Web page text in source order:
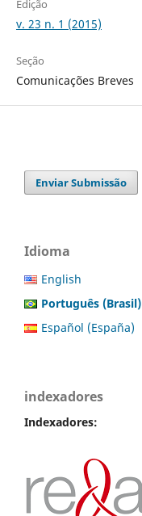
Edição
v. 23 n. 1 (2015)
Seção
Comunicações Breves
Enviar Submissão
Idioma
English
Português (Brasil)
Español (España)
indexadores
Indexadores: